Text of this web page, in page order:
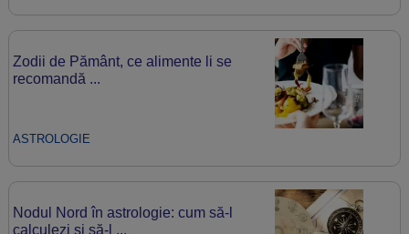
Zodii de Pământ, ce alimente li se
recomandă ...
ASTROLOGIE
Nodul Nord în astrologie: cum să-l
calculezi și să-l ...